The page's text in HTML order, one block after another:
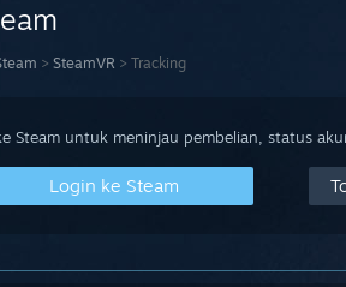
> SteamVR > Tracking
Steam untuk meninjau pembelian, status
Login ke Steam